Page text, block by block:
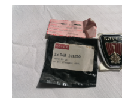
Kenteken
Contact